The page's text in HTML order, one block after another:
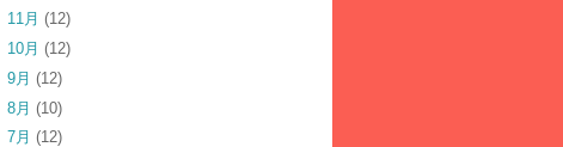
11月 (12)
10月 (12)
9月 (12)
8月 (10)
7月 (12)